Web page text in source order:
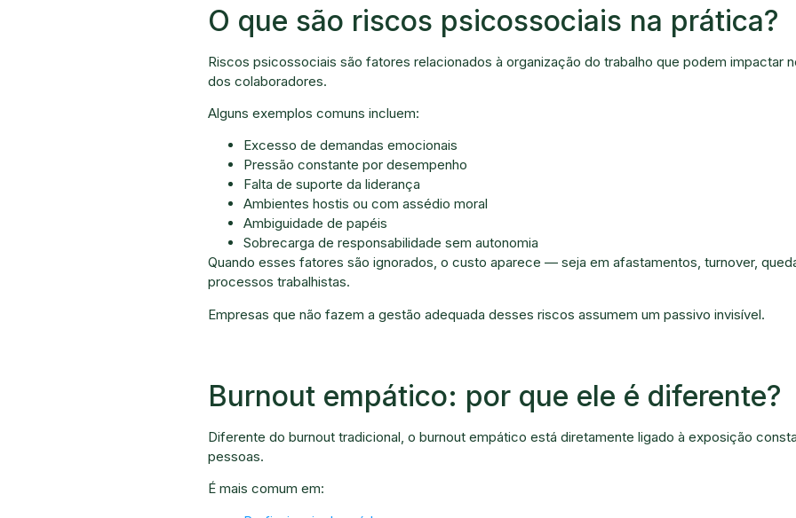
O que são riscos psicossociais na prática?
Riscos psicossociais são fatores relacionados à organização do trabalho que podem impactar
dos colaboradores.
Alguns exemplos comuns incluem:
Excesso de demandas emocionais
Pressão constante por desempenho
Falta de suporte da liderança
Ambientes hostis ou com assédio moral
Ambiguidade de papéis
Sobrecarga de responsabilidade sem autonomia
Quando esses fatores são ignorados, o custo aparece — seja em afastamentos, turnover,
processos trabalhistas.
Empresas que não fazem a gestão adequada desses riscos assumem um passivo invisível.
Burnout empático: por que ele é diferente?
Diferente do burnout tradicional, o burnout empático está diretamente ligado à exposição
pessoas.
É mais comum em: